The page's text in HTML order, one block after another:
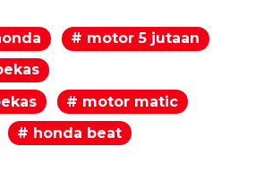
# motor 5 jutaan
# motor matic
# honda beat